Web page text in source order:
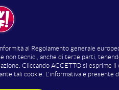
intervento, Jacopo Bordin
grande per il tuo
Se prima vinceva chi gridava
o nicchie. La popolarità
ma culturale.